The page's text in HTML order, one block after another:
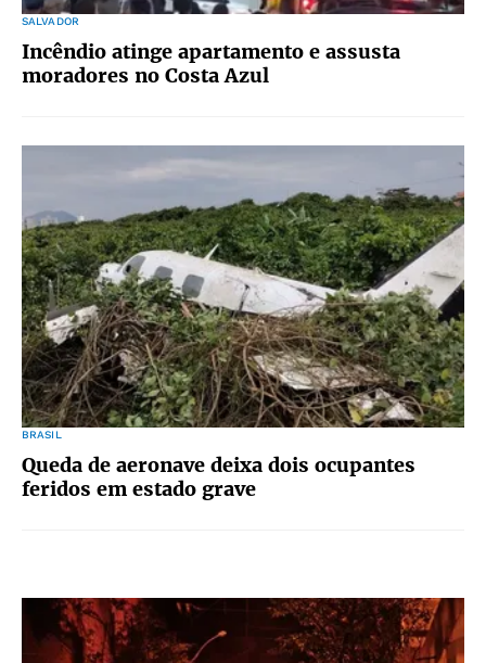
SALVADOR
Incêndio atinge apartamento e assusta
moradores no Costa Azul
BRASIL
Queda de aeronave deixa dois ocupantes
feridos em estado grave